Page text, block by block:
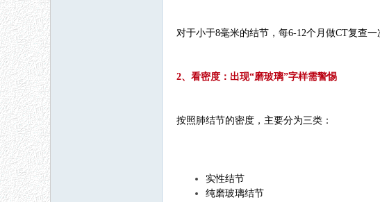
对于小于8毫米的结节，每6-12个月做CT复查一
2、看密度：出现“磨玻璃”字样需警惕
按照肺结节的密度，主要分为三类：
实性结节
纯磨玻璃结节